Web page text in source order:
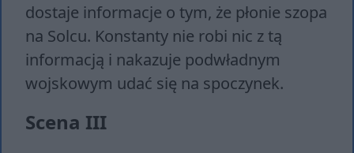
dostaje informacje o tym, że płonie szopa
na Solcu. Konstanty nie robi nic z tą
informacją i nakazuje podwładnym
wojskowym udać się na spoczynek.
Scena III